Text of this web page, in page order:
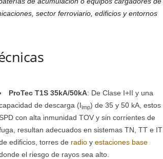
sector ferroviario, edificios y entornos
ProTec T1S 35kA/50kA: De Clase I+II y una
de descarga (Iimp) de 35 y 50 kA, estos
SPD con alta inmunidad TOV y sin corrientes de
resultan adecuados en sistemas TN, TT e IT
edificios, torres de radioy estaciones base
el riesgo de rayos sea alto.